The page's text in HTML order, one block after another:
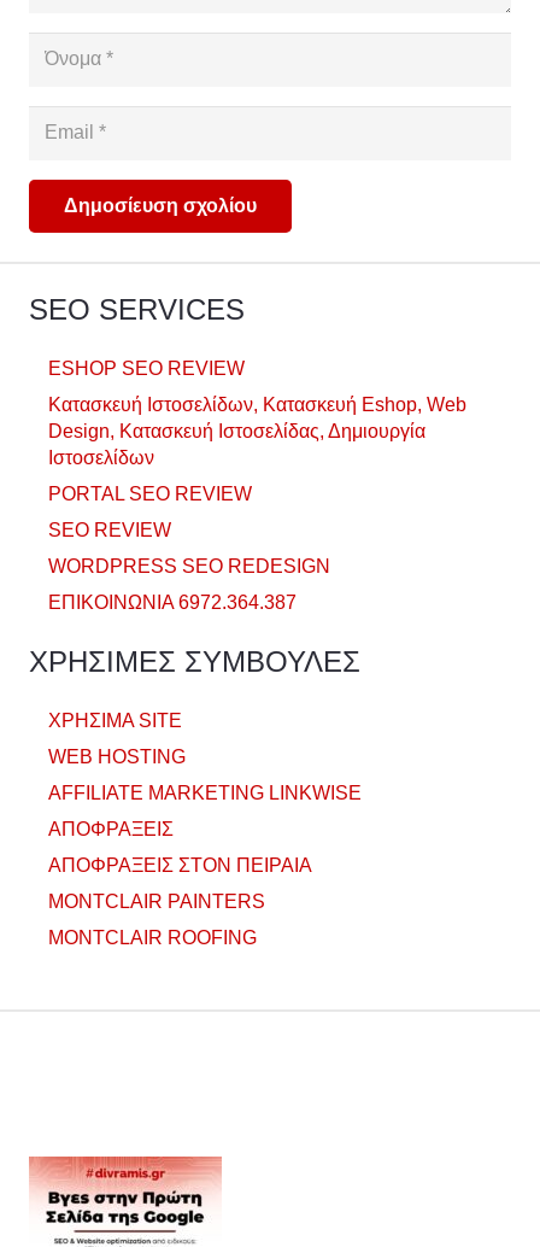
Δημοσίευση σχολίου
SEO SERVICES
ESHOP SEO REVIEW
Κατασκευή Ιστοσελίδων, Κατασκευή Eshop, Web
Design, Κατασκευή Ιστοσελίδας, Δημιουργία
Ιστοσελίδων
PORTAL SEO REVIEW
SEO REVIEW
WORDPRESS SEO REDESIGN
ΕΠΙΚΟΙΝΩΝΙΑ 6972.364.387
ΧΡΗΣΙΜΕΣ ΣΥΜΒΟΥΛΕΣ
ΧΡΗΣΙΜΑ SITE
WEB HOSTING
AFFILIATE MARKETING LINKWISE
ΑΠΟΦΡΑΞΕΙΣ
ΑΠΟΦΡΑΞΕΙΣ ΣΤΟΝ ΠΕΙΡΑΙΑ
MONTCLAIR PAINTERS
MONTCLAIR ROOFING